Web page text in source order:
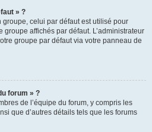
» ?
groupe, celui par défaut est utilisé pour
affichés par défaut. L’administrateur
groupe par défaut via votre panneau de
forum » ?
de l’équipe du forum, y compris les
que d’autres détails tels que les forums